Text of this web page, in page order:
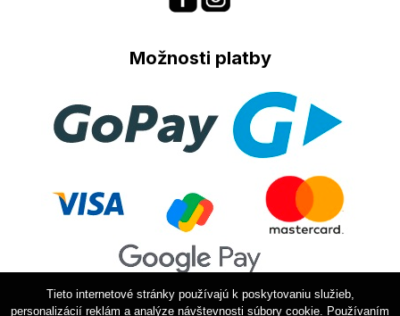
Možnosti platby
Tieto internetové stránky používajú k poskytovaniu služieb,
personalizácií reklám a analýze návštevnosti súbory cookie. Používaním